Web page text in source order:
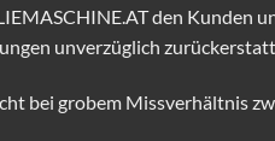
den Kunden
unverzüglich
bei grobem Missverhältnis